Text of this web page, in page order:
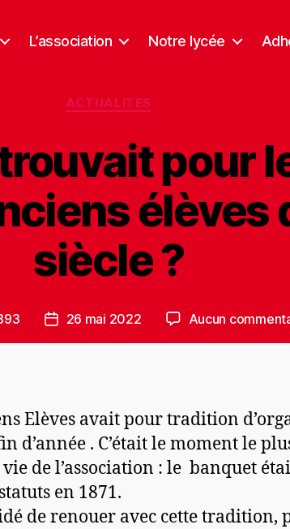
L’association Notre lycée
Catégories
ACTUALITES
pour
élèves
siècle ?
Date
de
26 mai 2022 Aucun
Elèves avait pour tradition
d’année . C’était le moment le
de l’association : le banquet
en 1871.
de renouer avec cette tradition,